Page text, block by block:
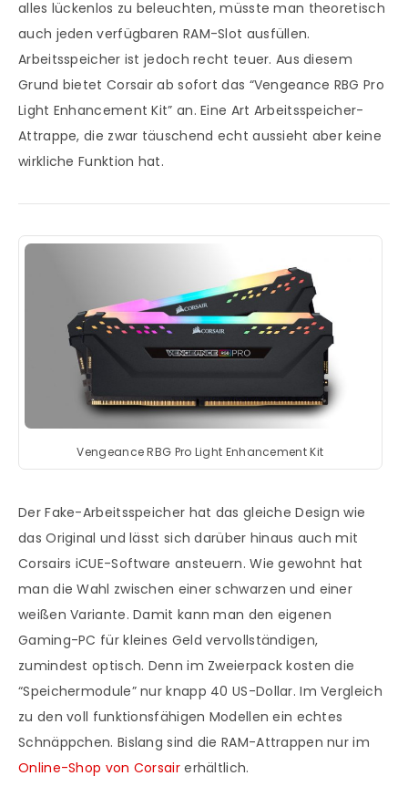
alles lückenlos zu beleuchten, müsste man theoretisch
auch jeden verfügbaren RAM-Slot ausfüllen.
Arbeitsspeicher ist jedoch recht teuer. Aus diesem
Grund bietet Corsair ab sofort das “Vengeance RBG Pro
Light Enhancement Kit” an. Eine Art Arbeitsspeicher-
Attrappe, die zwar täuschend echt aussieht aber keine
wirkliche Funktion hat.
Vengeance RBG Pro Light Enhancement Kit
Der Fake-Arbeitsspeicher hat das gleiche Design wie
das Original und lässt sich darüber hinaus auch mit
Corsairs iCUE-Software ansteuern. Wie gewohnt hat
man die Wahl zwischen einer schwarzen und einer
weißen Variante. Damit kann man den eigenen
Gaming-PC für kleines Geld vervollständigen,
zumindest optisch. Denn im Zweierpack kosten die
“Speichermodule” nur knapp 40 US-Dollar. Im Vergleich
zu den voll funktionsfähigen Modellen ein echtes
Schnäppchen. Bislang sind die RAM-Attrappen nur im
Online-Shop von Corsairerhältlich.